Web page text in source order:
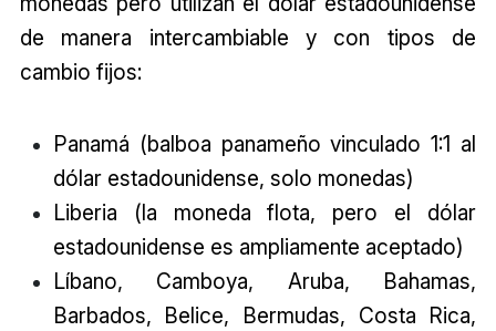
de manera intercambiable y con tipos de
cambio fijos:
Panamá (balboa panameño vinculado 1:1 al
dólar estadounidense, solo monedas)
Liberia (la moneda flota, pero el dólar
estadounidense es ampliamente aceptado)
Líbano, Camboya, Aruba, Bahamas,
Barbados, Belice, Bermudas, Costa Rica,